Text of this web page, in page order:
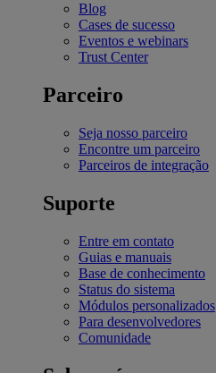
Blog
Cases de sucesso
Eventos e webinars
Trust Center
Parceiro
Seja nosso parceiro
Encontre um parceiro
Parceiros de integração
Suporte
Entre em contato
Guias e manuais
Base de conhecimento
Status do sistema
Módulos personalizados
Para desenvolvedores
Comunidade